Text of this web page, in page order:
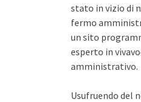
stato in vizio di
fermo
un sito
esperto in
amministrativo.
Usufruendo del